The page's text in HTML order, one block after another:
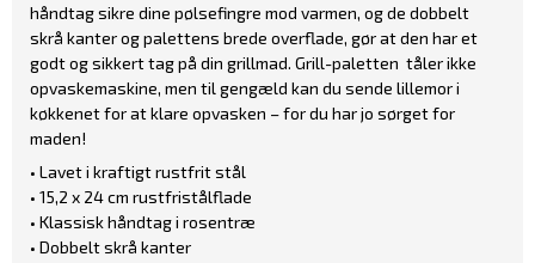
håndtag sikre dine pølsefingre mod varmen, og de dobbelt
skrå kanter og palettens brede overflade, gør at den har et
godt og sikkert tag på din grillmad. Grill-paletten tåler ikke
opvaskemaskine, men til gengæld kan du sende lillemor i
køkkenet for at klare opvasken – for du har jo sørget for
maden!
• Lavet i kraftigt rustfrit stål
• 15,2 x 24 cm rustfristålflade
• Klassisk håndtag i rosentræ
• Dobbelt skrå kanter